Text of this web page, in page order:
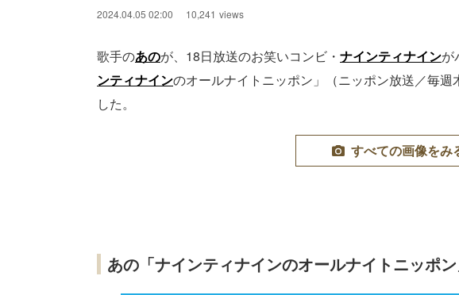
2024.04.05 02:00 10,241 views
歌手のあのが、18日放送のお笑いコンビ・ ナインティナインが
ンティナインのオールナイトニッポン」（ニッポン放送／毎
した。
すべての画像をみ
あの「ナインティナインのオールナイトニッポ